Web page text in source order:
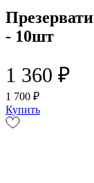
- 10шт
1 360 ₽
1 700 ₽
Купить